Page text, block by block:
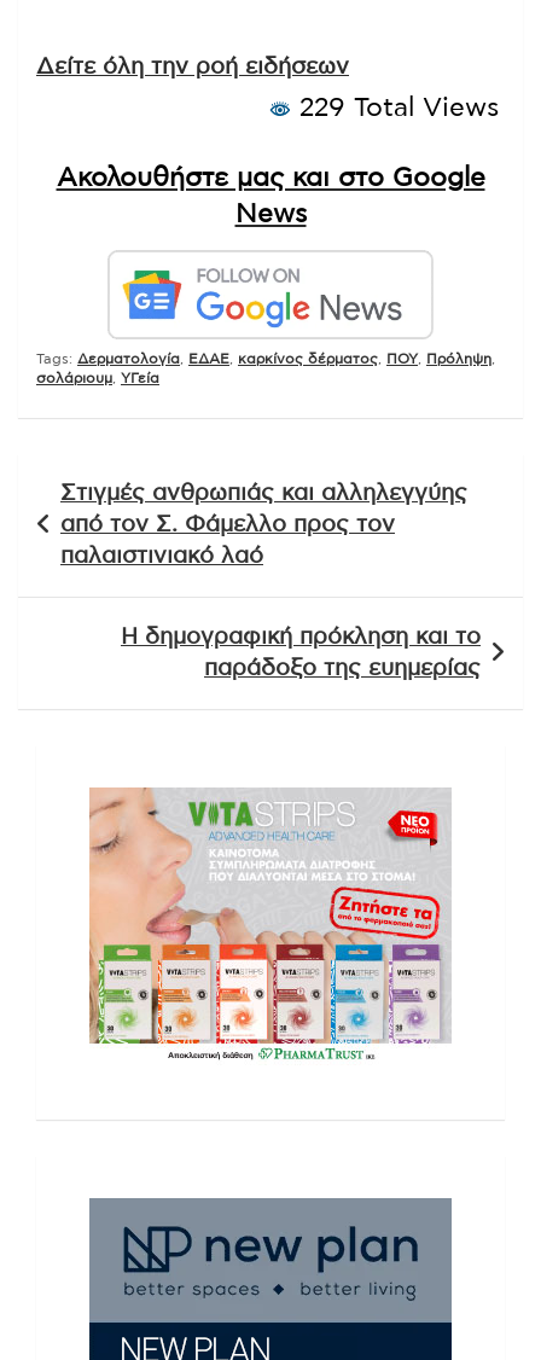
Δείτε όλη την ροή ειδήσεων
229 Total Views
Ακολουθήστε μας και στο Google
News
Tags: Δερματολογία ΕΔΑΕ καρκίνος δέρματος ΠΟΥ, Πρόληψη
σολάριουμ ΥΓεία
άρθρων
Στιγμές ανθρωπιάς και αλληλεγγύης
από τον Σ. Φάμελλο προς τον
παλαιστινιακό λαό
Η δημογραφική πρόκληση και το
παράδοξο της ευημερίας